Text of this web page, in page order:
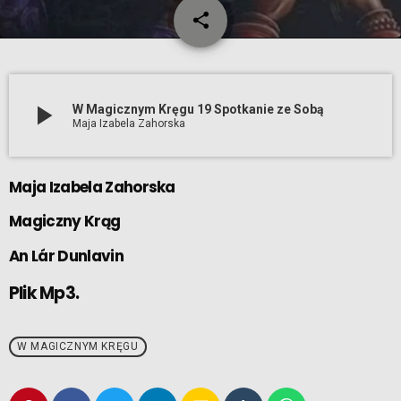
share
email
play_arrow W Magicznym Kręgu 19 Spotkanie ze Sobą
Maja Izabela Zahorska
Maja Izabela Zahorska
Magiczny Krąg
An Lár Dunlavin
Plik Mp3.
W MAGICZNYM KRĘGU